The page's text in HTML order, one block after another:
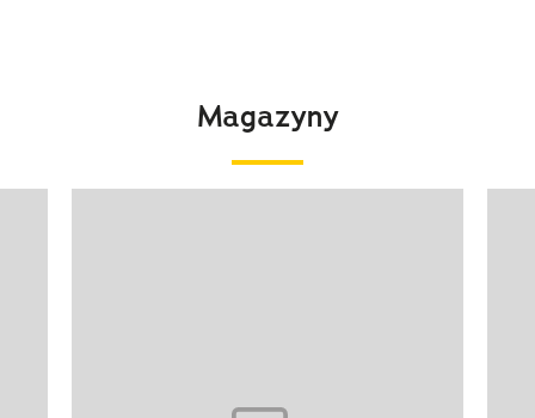
Magazyny